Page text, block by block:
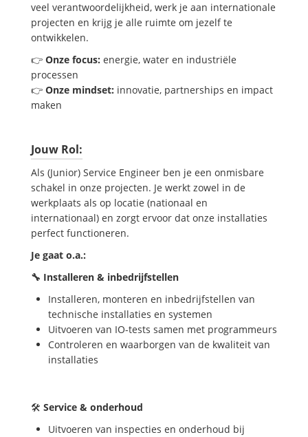
veel verantwoordelijkheid, werk je aan internationale
projecten en krijg je alle ruimte om jezelf te
ontwikkelen.
👉 Onze focus: energie, water en industriële
processen
👉 Onze mindset: innovatie, partnerships en impact
maken
Jouw Rol:
Als (Junior) Service Engineer ben je een onmisbare
schakel in onze projecten. Je werkt zowel in de
werkplaats als op locatie (nationaal en
internationaal) en zorgt ervoor dat onze installaties
perfect functioneren.
Je gaat o.a.:
🔧 Installeren & inbedrijfstellen
Installeren, monteren en inbedrijfstellen van
technische installaties en systemen
Uitvoeren van IO-tests samen met programmeurs
Controleren en waarborgen van de kwaliteit van
installaties
🛠️ Service & onderhoud
Uitvoeren van inspecties en onderhoud bij